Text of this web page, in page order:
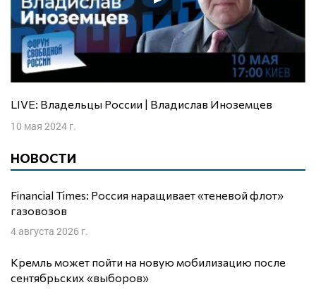
LIVE: Владельцы России | Владислав Иноземцев
10 мая 2024 г.
НОВОСТИ
Financial Times: Россия наращивает «теневой флот»
газовозов
4 августа 2026 г.
Кремль может пойти на новую мобилизацию после
сентябрьских «выборов»